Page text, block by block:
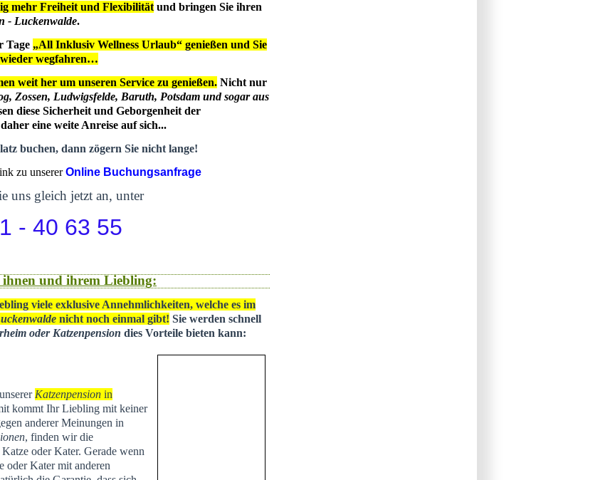
mehr Freiheit und Flexibilitätund bringen Sie ihren
- Luckenwalde.
Tage „All Inklusiv Wellness Urlaub“ genießen und Sie
wegfahren…
weit her um unseren Service zu genießen.Nicht nur
Zossen, Ludwigsfelde, Baruth, Potsdam und sogar aus
diese Sicherheit und Geborgenheit der
eine weite Anreise auf sich...
buchen, dann zögern Sie nicht lange!
zu unsererOnline Buchungsanfrage
uns gleich jetzt an, unter
- 40 63 55
ihnen und ihrem Liebling:
viele exklusive Annehmlichkeiten, welche es im
nicht noch einmal gibt! Sie werden schnell
oder Katzenpension dies Vorteile bieten kann:
Katzenpension in
kommt Ihr Liebling mit keiner
anderer Meinungen in
, finden wir die
oder Kater. Gerade wenn
oder Kater mit anderen